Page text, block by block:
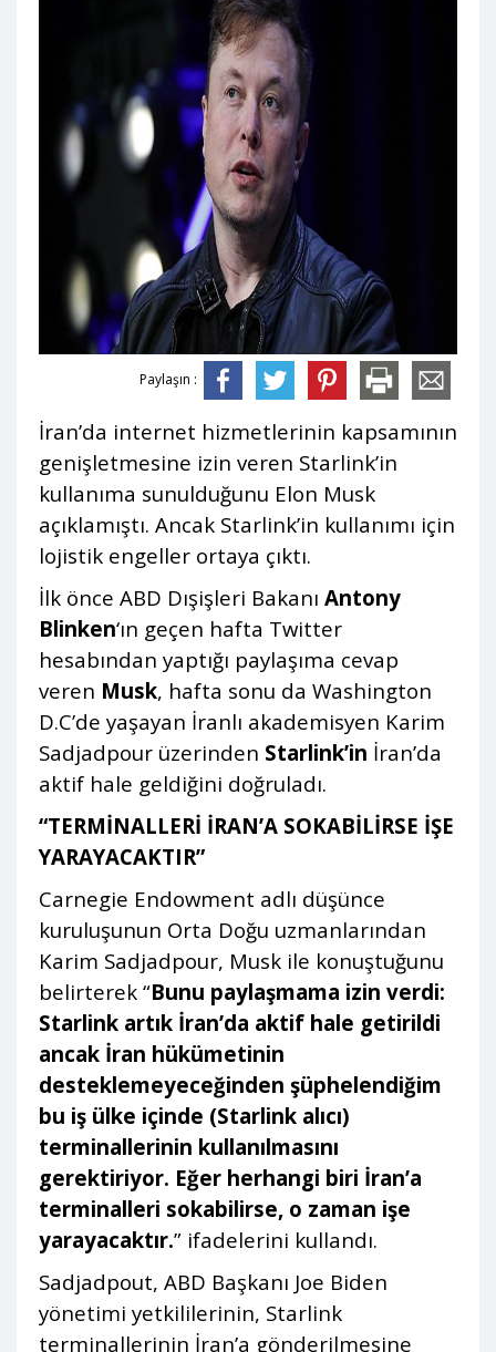
Paylaşın :
İran’da internet hizmetlerinin kapsamının
genişletmesine izin veren Starlink’in
kullanıma sunulduğunu Elon Musk
açıklamıştı. Ancak Starlink’in kullanımı için
lojistik engeller ortaya çıktı.
İlk önce ABD Dışişleri Bakanı Antony
Blinken‘ın geçen hafta Twitter
hesabından yaptığı paylaşıma cevap
veren Musk, hafta sonu da Washington
D.C’de yaşayan İranlı akademisyen Karim
Sadjadpour üzerinden Starlink’in İran’da
aktif hale geldiğini doğruladı.
“TERMİNALLERİ İRAN’A SOKABİLİRSE İŞE
YARAYACAKTIR”
Carnegie Endowment adlı düşünce
kuruluşunun Orta Doğu uzmanlarından
Karim Sadjadpour, Musk ile konuştuğunu
belirterek “Bunu paylaşmama izin verdi:
Starlink artık İran’da aktif hale getirildi
ancak İran hükümetinin
desteklemeyeceğinden şüphelendiğim
bu iş ülke içinde (Starlink alıcı)
terminallerinin kullanılmasını
gerektiriyor. Eğer herhangi biri İran’a
terminalleri sokabilirse, o zaman işe
yarayacaktır.” ifadelerini kullandı.
Sadjadpout, ABD Başkanı Joe Biden
yönetimi yetkililerinin, Starlink
terminallerinin İran’a gönderilmesine